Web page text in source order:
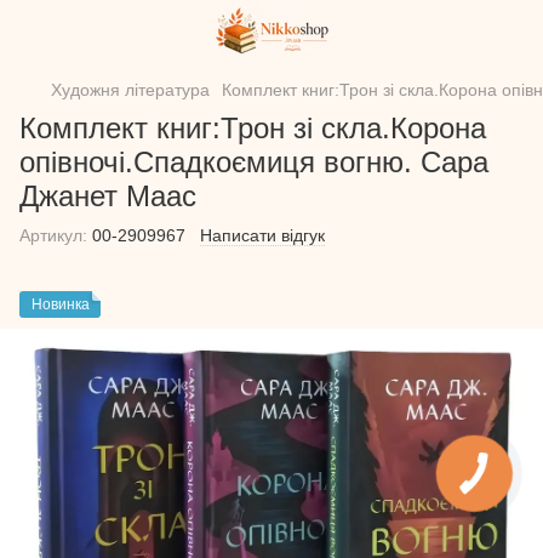
Художня література Комплект книг:Трон зі скла.Корона
Комплект книг:Трон зі скла.Корона
опівночі.Спадкоємиця вогню. Сара
Джанет Маас
Артикул: 00-2909967 Написати відгук
Новинка